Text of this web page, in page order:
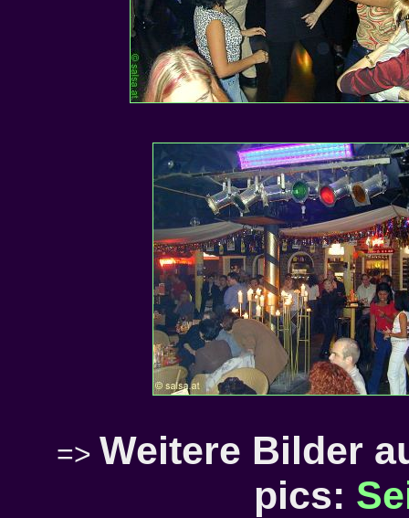
=> Weitere Bilder
pics: